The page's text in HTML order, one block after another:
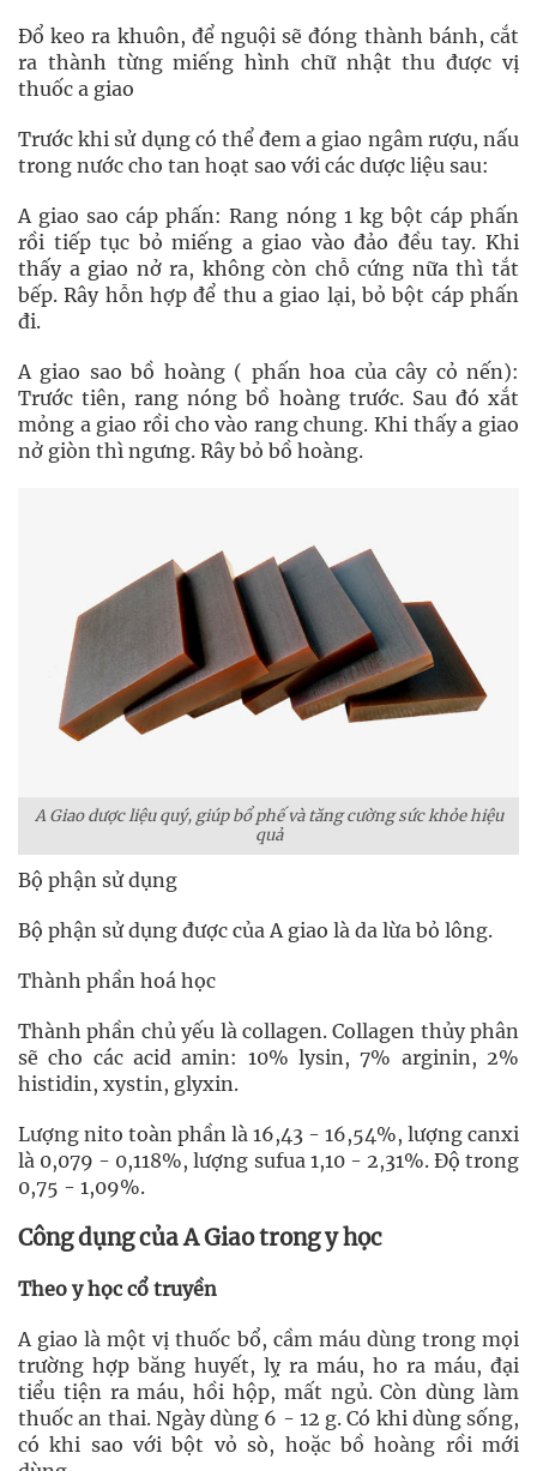
Đổ keo ra khuôn, để nguội sẽ đóng thành bánh, cắt
ra thành từng miếng hình chữ nhật thu được vị
thuốc a giao
Trước khi sử dụng có thể đem a giao ngâm rượu, nấu
trong nước cho tan hoạt sao với các dược liệu sau:
A giao sao cáp phấn: Rang nóng 1 kg bột cáp phấn
rồi tiếp tục bỏ miếng a giao vào đảo đều tay. Khi
thấy a giao nở ra, không còn chỗ cứng nữa thì tắt
bếp. Rây hỗn hợp để thu a giao lại, bỏ bột cáp phấn
đi.
A giao sao bồ hoàng ( phấn hoa của cây cỏ nến):
Trước tiên, rang nóng bồ hoàng trước. Sau đó xắt
mỏng a giao rồi cho vào rang chung. Khi thấy a giao
nở giòn thì ngưng. Rây bỏ bồ hoàng.
A Giao dược liệu quý, giúp bổ phế và tăng cường sức khỏe hiệu
quả
Bộ phận sử dụng
Bộ phận sử dụng được của A giao là da lừa bỏ lông.
Thành phần hoá học
Thành phần chủ yếu là collagen. Collagen thủy phân
sẽ cho các acid amin: 10% lysin, 7% arginin, 2%
histidin, xystin, glyxin.
Lượng nito toàn phần là 16,43 - 16,54%, lượng canxi
là 0,079 - 0,118%, lượng sufua 1,10 - 2,31%. Độ trong
0,75 - 1,09%.
Công dụng của A Giao trong y học
Theo y học cổ truyền
A giao là một vị thuốc bổ, cầm máu dùng trong mọi
trường hợp băng huyết, lỵ ra máu, ho ra máu, đại
tiểu tiện ra máu, hồi hộp, mất ngủ. Còn dùng làm
thuốc an thai. Ngày dùng 6 - 12 g. Có khi dùng sống,
có khi sao với bột vỏ sò, hoặc bồ hoàng rồi mới